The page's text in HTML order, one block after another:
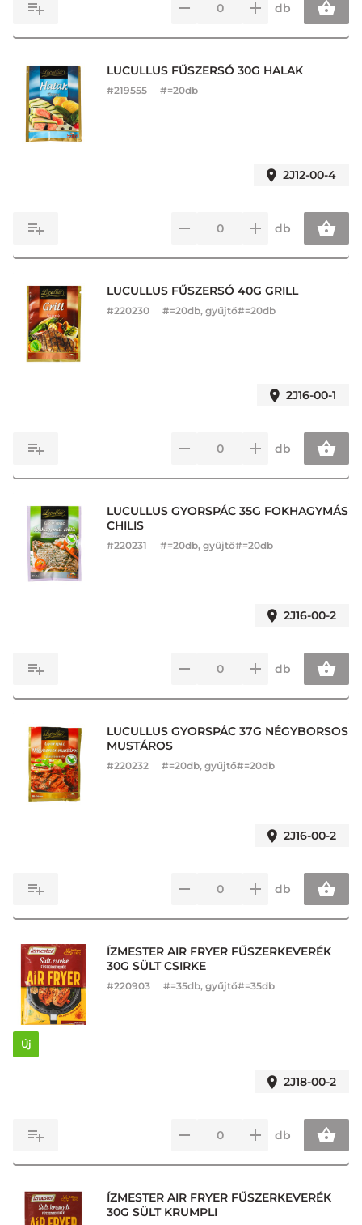
db
LUCULLUS FŰSZERSÓ 30G HALAK
#219555 #=20db
2J12-00-4
db
LUCULLUS FŰSZERSÓ 40G GRILL
#220230 #=20db, gyűjtő#=20db
2J16-00-1
db
LUCULLUS GYORSPÁC 35G FOKHAGYMÁS
CHILIS
#220231 #=20db, gyűjtő#=20db
2J16-00-2
db
LUCULLUS GYORSPÁC 37G NÉGYBORSOS
MUSTÁROS
#220232 #=20db, gyűjtő#=20db
2J16-00-2
db
ÍZMESTER AIR FRYER FŰSZERKEVERÉK
30G SÜLT CSIRKE
#220903 #=35db, gyűjtő#=35db
Új
2J18-00-2
db
ÍZMESTER AIR FRYER FŰSZERKEVERÉK
30G SÜLT KRUMPLI